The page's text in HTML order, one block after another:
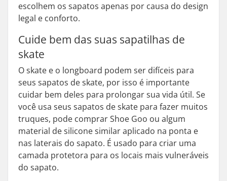
escolhem os sapatos apenas por causa do design
legal e conforto.
Cuide bem das suas sapatilhas de
skate
O skate e o longboard podem ser difíceis para
seus sapatos de skate, por isso é importante
cuidar bem deles para prolongar sua vida útil. Se
você usa seus sapatos de skate para fazer muitos
truques, pode comprar Shoe Goo ou algum
material de silicone similar aplicado na ponta e
nas laterais do sapato. É usado para criar uma
camada protetora para os locais mais vulneráveis
do sapato.